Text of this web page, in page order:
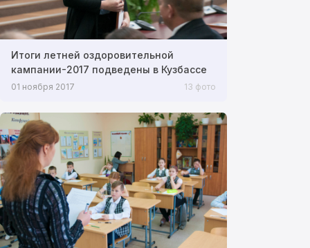
Итоги летней оздоровительной
кампании-2017 подведены в Кузбассе
01 ноября 2017 13 фото